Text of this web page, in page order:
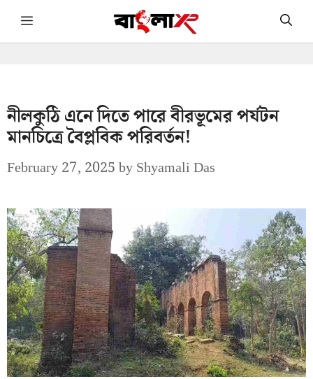
Skip Menu
নীলকুঠি এনে দিতে পারে বীরভূমের পর্যটন
মানচিত্রে বৈপ্লবিক পরিবর্তন!
February 27, 2025byShyamali Das